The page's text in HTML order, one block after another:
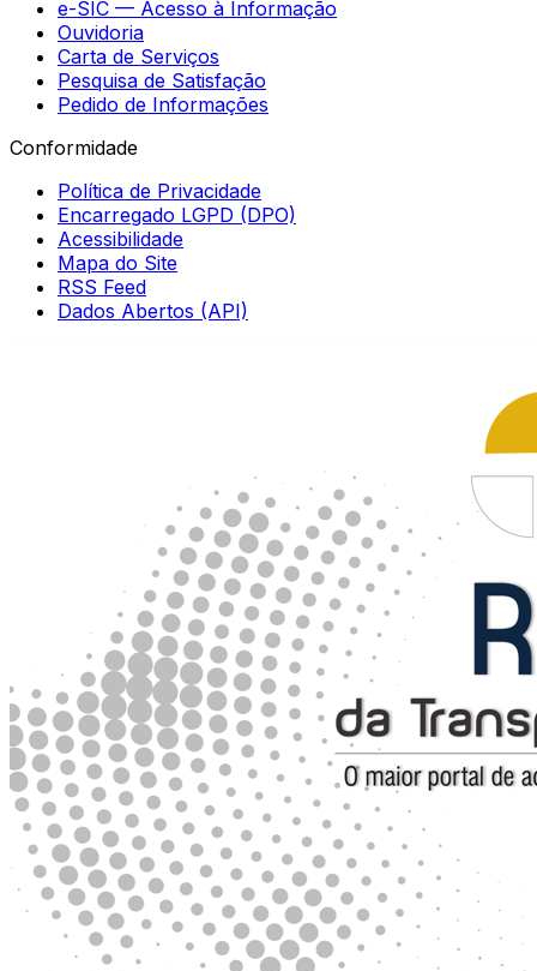
e-SIC — Acesso à Informação
Ouvidoria
Carta de Serviços
Pesquisa de Satisfação
Pedido de Informações
Conformidade
Política de Privacidade
Encarregado LGPD (DPO)
Acessibilidade
Mapa do Site
RSS Feed
Dados Abertos (API)